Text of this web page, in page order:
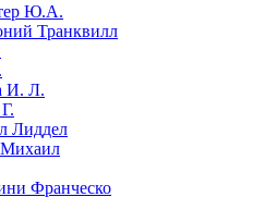
Ю.А.
Транквилл
И. Л.
Лиддел
Михаил
Франческо